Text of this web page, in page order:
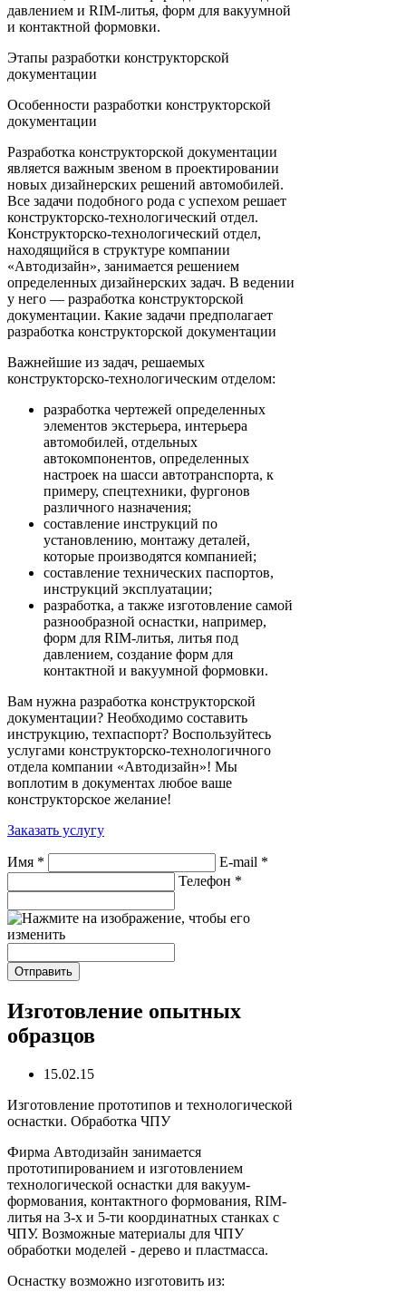
давлением и RIM-литья, форм для вакуумной
и контактной формовки.
Этапы разработки конструкторской
документации
Особенности разработки конструкторской
документации
Разработка конструкторской документации
является важным звеном в проектировании
новых дизайнерских решений автомобилей.
Все задачи подобного рода с успехом решает
конструкторско-технологический отдел.
Конструкторско-технологический отдел,
находящийся в структуре компании
«Автодизайн», занимается решением
определенных дизайнерских задач. В ведении
у него — разработка конструкторской
документации. Какие задачи предполагает
разработка конструкторской документации
Важнейшие из задач, решаемых
конструкторско-технологическим отделом:
разработка чертежей определенных
элементов экстерьера, интерьера
автомобилей, отдельных
автокомпонентов, определенных
настроек на шасси автотранспорта, к
примеру, спецтехники, фургонов
различного назначения;
составление инструкций по
установлению, монтажу деталей,
которые производятся компанией;
составление технических паспортов,
инструкций эксплуатации;
разработка, а также изготовление самой
разнообразной оснастки, например,
форм для RIM-литья, литья под
давлением, создание форм для
контактной и вакуумной формовки.
Вам нужна разработка конструкторской
документации? Необходимо составить
инструкцию, техпаспорт? Воспользуйтесь
услугами конструкторско-технологичного
отдела компании «Автодизайн»! Мы
воплотим в документах любое ваше
конструкторское желание!
Заказать услугу
Имя * E-mail *
Телефон *
Изготовление опытных
образцов
15.02.15
Изготовление прототипов и технологической
оснастки. Обработка ЧПУ
Фирма Автодизайн занимается
прототипированием и изготовлением
технологической оснастки для вакуум-
формования, контактного формования, RIM-
литья на 3-х и 5-ти координатных станках с
ЧПУ. Возможные материалы для ЧПУ
обработки моделей - дерево и пластмасса.
Оснастку возможно изготовить из: